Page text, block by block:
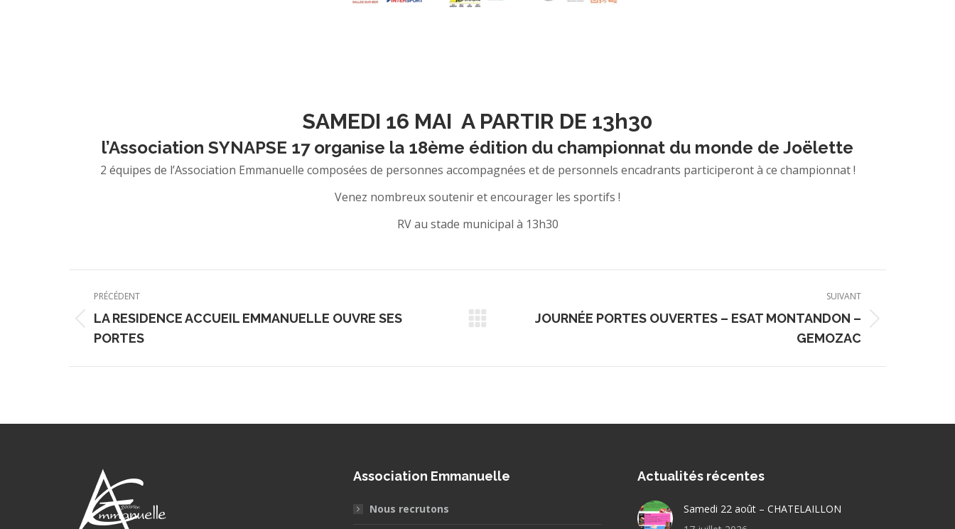
SAMEDI 16 MAI A PARTIR DE 13h30
l’Association SYNAPSE 17 organise la 18ème édition du championnat du monde de Joëlette
2 équipes de l’Association Emmanuelle composées de personnes accompagnées et de personnels encadrants participeront à ce championnat !
Venez nombreux soutenir et encourager les sportifs !
RV au stade municipal à 13h30
article
PRÉCÉDENT
Article
précédent
:
LA RESIDENCE ACCUEIL EMMANUELLE OUVRE SES
PORTES
SUIVANT
Article
:
JOURNÉE PORTES OUVERTES – ESAT MONTANDON –
GEMOZAC
Association Emmanuelle
Nous recrutons
Actualités récentes
Samedi 22 août – CHATELAILLON